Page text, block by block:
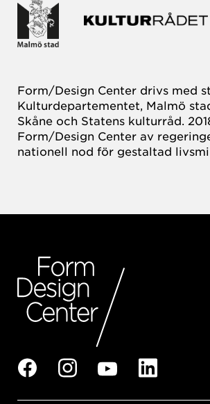
Form/Design Center drivs med
Kulturdepartementet, Malmö
Skåne och Statens kulturråd.
Form/Design Center av
nationell nod för gestaltad